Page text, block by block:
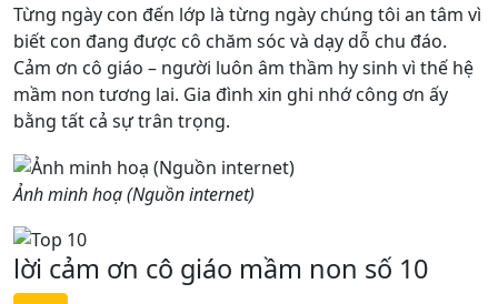
Từng ngày con đến lớp là từng ngày chúng tôi an tâm vì
biết con đang được cô chăm sóc và dạy dỗ chu đáo.
Cảm ơn cô giáo – người luôn âm thầm hy sinh vì thế hệ
mầm non tương lai. Gia đình xin ghi nhớ công ơn ấy
bằng tất cả sự trân trọng.
Ảnh minh hoạ (Nguồn internet)
lời cảm ơn cô giáo mầm non số 10